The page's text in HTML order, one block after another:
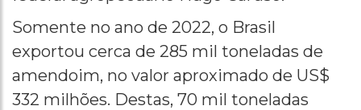
Somente no ano de 2022, o Brasil
exportou cerca de 285 mil toneladas de
amendoim, no valor aproximado de US$
332 milhões. Destas, 70 mil toneladas